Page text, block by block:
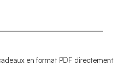
en format PDF directement